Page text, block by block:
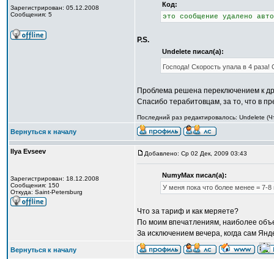
Зарегистрирован: 05.12.2008
Сообщения: 5
Код:
это сообщение удалено
P.S.
Undelete писал(а):
Господа! Скорость упала в 4 раза!
Проблема решена переключением к
Спасибо терабитовцам, за то, что в
Последний раз редактировалось: Undelete
Вернуться к началу
Ilya Evseev
Зарегистрирован: 18.12.2008
Сообщения: 150
Откуда: Saint-Petersburg
Добавлено: Ср 02 Дек, 2009 03:43
NumyMax писал(а):
У меня пока что более менее = 7-
Что за тариф и как меряете?
По моим впечатлениям, наиболее
За исключением вечера, когда сам
Вернуться к началу